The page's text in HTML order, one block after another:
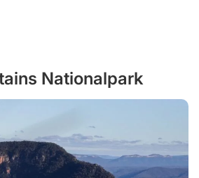
Nationalpark